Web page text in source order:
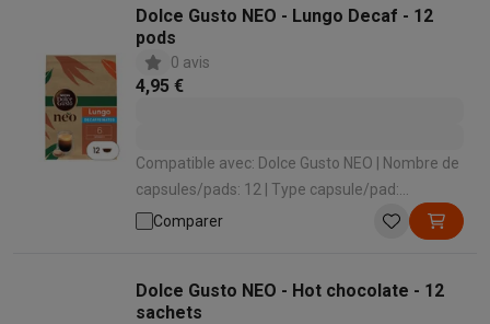
Dolce Gusto NEO - Lungo Decaf - 12
pods
0 avis
4,95 €
Compatible avec: Dolce Gusto NEO | Nombre de
capsules/pads: 12 | Type capsule/pad:
Décaféiné
Comparer
Dolce Gusto NEO - Hot chocolate - 12
sachets